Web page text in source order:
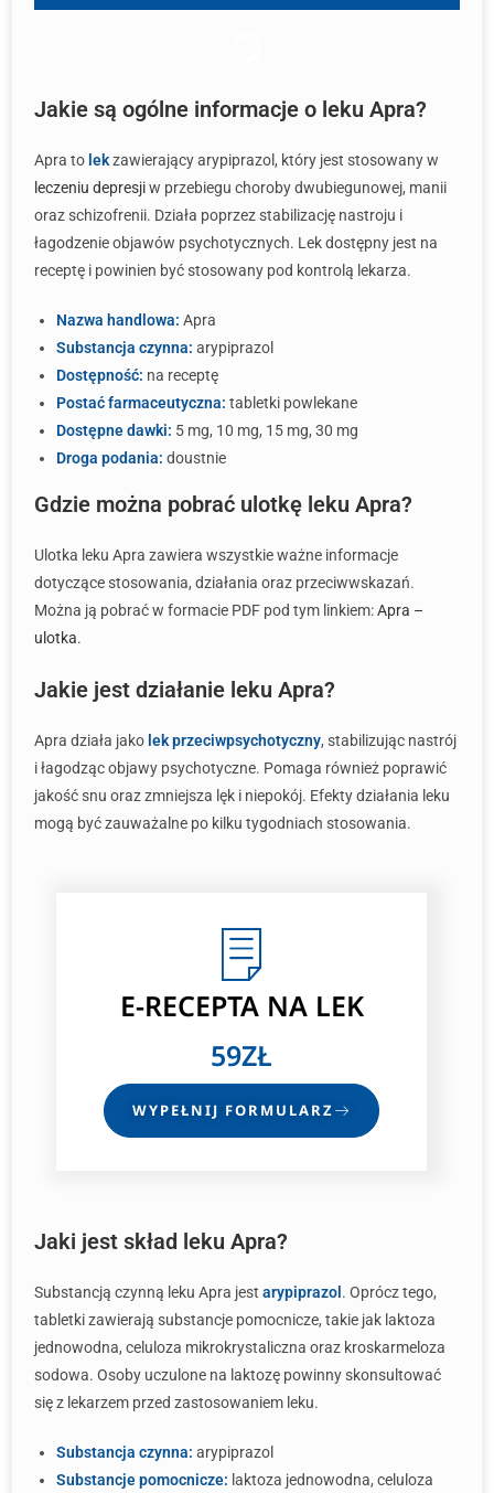
Jakie są ogólne informacje o leku Apra?
Apra to lekzawierający arypiprazol, który jest stosowany w
leczeniu depresjiw przebiegu choroby dwubiegunowej, manii
oraz schizofrenii. Działa poprzez stabilizację nastroju i
łagodzenie objawów psychotycznych. Lek dostępny jest na
receptę i powinien być stosowany pod kontrolą lekarza.
Nazwa handlowa: Apra
Substancja czynna: arypiprazol
Dostępność: na receptę
Postać farmaceutyczna: tabletki powlekane
Dostępne dawki: 5 mg, 10 mg, 15 mg, 30 mg
Droga podania: doustnie
Gdzie można pobrać ulotkę leku Apra?
Ulotka leku Apra zawiera wszystkie ważne informacje
dotyczące stosowania, działania oraz przeciwwskazań.
Można ją pobrać w formacie PDF pod tym linkiem:Apra –
ulotka.
Jakie jest działanie leku Apra?
Apra działa jako lek przeciwpsychotyczny, stabilizując nastrój
i łagodząc objawy psychotyczne. Pomaga również poprawić
jakość snu oraz zmniejsza lęk i niepokój. Efekty działania leku
mogą być zauważalne po kilku tygodniach stosowania.
E-RECEPTANA LEK
59ZŁ
WYPEŁNIJ FORMULARZ
Jaki jest skład leku Apra?
Substancją czynną leku Apra jest arypiprazol . Oprócz tego,
tabletki zawierają substancje pomocnicze, takie jak laktoza
jednowodna, celuloza mikrokrystaliczna oraz kroskarmeloza
sodowa. Osoby uczulone na laktozę powinny skonsultować
się z lekarzem przed zastosowaniem leku.
Substancja czynna: arypiprazol
Substancje pomocnicze: laktoza jednowodna, celuloza